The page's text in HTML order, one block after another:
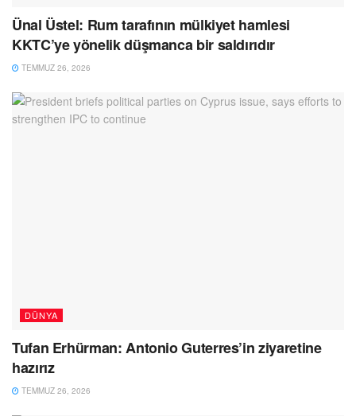
Ünal Üstel: Rum tarafının mülkiyet hamlesi
KKTC’ye yönelik düşmanca bir saldırıdır
TEMMUZ 26, 2026
DÜNYA
Tufan Erhürman: Antonio Guterres’in ziyaretine
hazırız
TEMMUZ 26, 2026